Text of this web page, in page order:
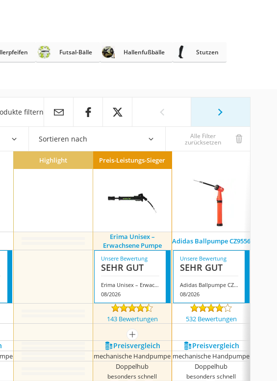
Futsal-Bälle Hallenfußbälle Stutzen
filtern
Sortieren nach Alle Filter
zurücksetzen
Highlight Preis-Leistungs-Sieger
Erima Unisex –
Erwachsene Pumpe
Adidas Ballpumpe CZ9556
Unsere Bewertung
SEHR GUT
Erima Unisex – Erwachsene Pumpe
08/2026
Unsere Bewertung
SEHR GUT
Adidas Ballpumpe CZ9556
08/2026
143 Bewertungen 532 Bewertungen
mehr anzeigen
Preis­vergleich Preis­vergleich
mechanische Handpumpe mechanische Handpumpe
Doppelhub
besonders schnell
Doppelhub
besonders schnell